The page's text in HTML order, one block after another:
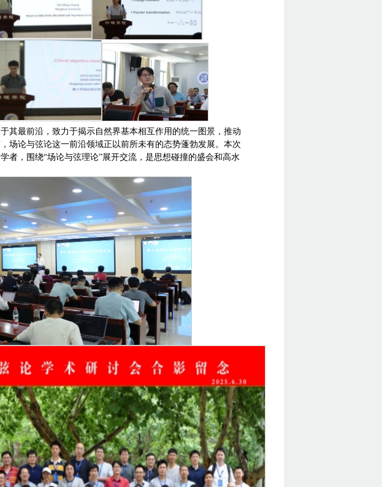
其最前沿，致力于揭示自然界基本相互作用的统一图景，推动
场论与弦论这一前沿领域正以前所未有的态势蓬勃发展。本次
者，围绕“场论与弦理论”展开交流，是思想碰撞的盛会和高水